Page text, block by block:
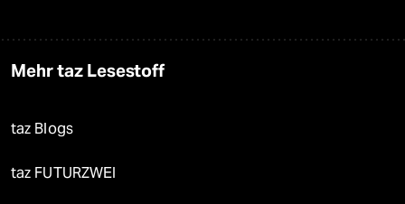
Mehr taz Lesestoff
taz Blogs
taz FUTURZWEI